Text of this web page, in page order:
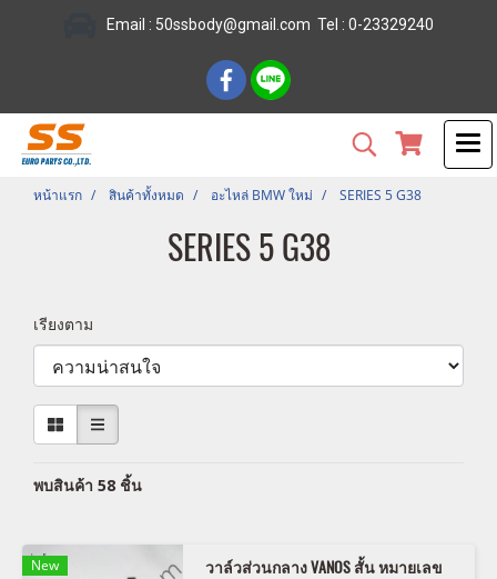
Email : 50ssbody@gmail.com Tel : 0-23329240
หน้าแรก สินค้าทั้งหมด อะไหล่ BMW ใหม่ SERIES 5 G38
SERIES 5 G38
เรียงตาม
พบสินค้า 58 ชิ้น
New
วาล์วส่วนกลาง VANOS สั้น หมายเลข